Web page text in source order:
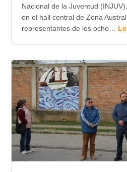
Nacional de la Juventud
en el hall central de Zona
representantes de los ocho…